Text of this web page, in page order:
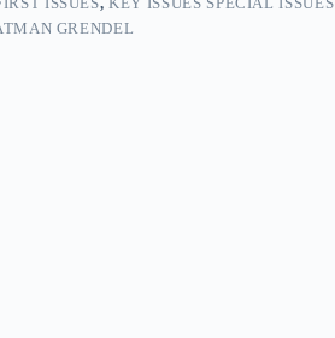
GRENDEL